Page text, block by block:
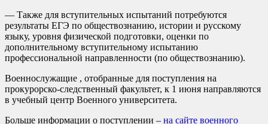
— Также для вступительных испытаний потребуются
результаты ЕГЭ по обществознанию, истории и русскому
языку, уровня физической подготовки, оценки по
дополнительному вступительному испытанию
профессиональной направленности (по обществознанию).
Военнослужащие , отобранные для поступления на
прокурорско-следственный факультет, к 1 июня направляются
в учебный центр Военного университета.
Больше информации о поступлении – на сайте военного